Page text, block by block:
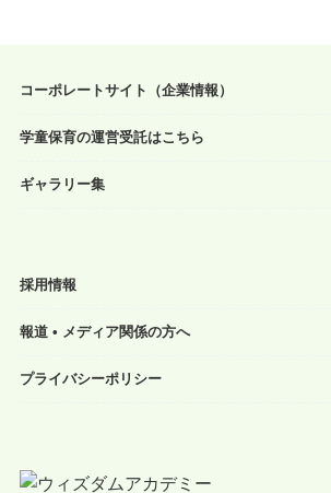
コーポレートサイト（企業情報）
学童保育の運営受託はこちら
ギャラリー集
採用情報
報道 • メディア関係の方へ
プライバシーポリシー